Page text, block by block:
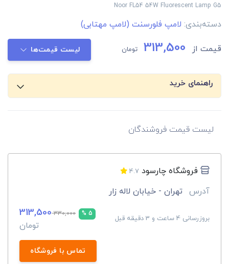
Noor FL54 54W Fluorescent Lamp G5
دسته‌بندی: لامپ فلورسنت (لامپ مهتابی)
قیمت از 313,500 تومان لیست قیمت‌ها
راهنمای خرید
لیست قیمت فروشندگان
فروشگاه چارسود 4.7
آدرس تهران - خیابان لاله زار
بروزرسانی 4 ساعت و 3 دقیقه قبل
5 %
330,000
313,500
تومان
تماس با فروشگاه